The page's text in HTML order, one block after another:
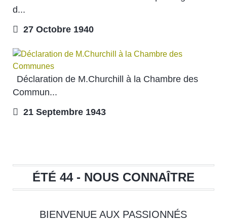
d...
27 Octobre 1940
Déclaration de M.Churchill à la Chambre des
Commun...
21 Septembre 1943
ÉTÉ 44 - NOUS CONNAÎTRE
BIENVENUE AUX PASSIONNÉS